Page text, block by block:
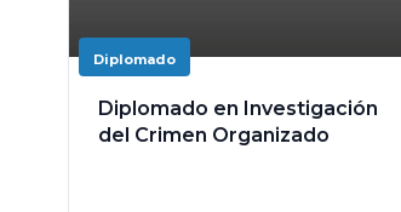
Diplomado
Diplomado en Investigación
del Crimen Organizado